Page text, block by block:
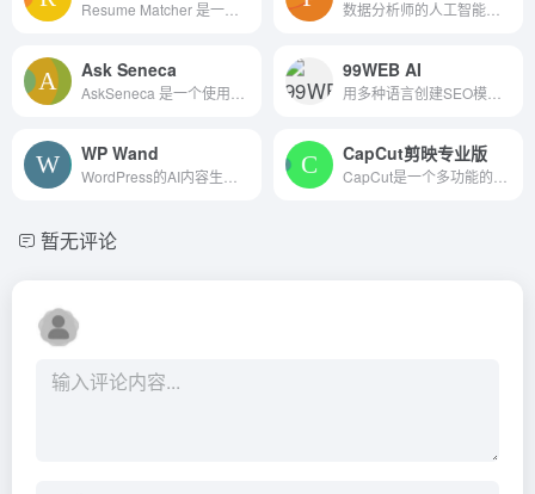
Ask Seneca 99WEB AI
WP Wand CapCut剪映专业版
暂无评论